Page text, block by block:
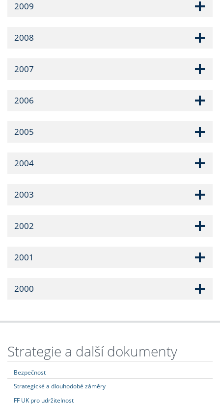
2009
2008
2007
2006
2005
2004
2003
2002
2001
2000
Strategie a další dokumenty
Bezpečnost
Strategické a dlouhodobé záměry
FF UK pro udržitelnost